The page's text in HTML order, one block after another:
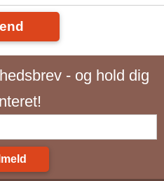
- og hold dig